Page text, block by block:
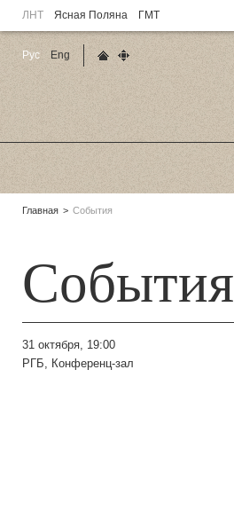
ЛНТ Ясная Поляна ГМТ
Родительские
Главная События
События
31 октября, 19:00
РГБ, Конференц-зал
Рус
Eng